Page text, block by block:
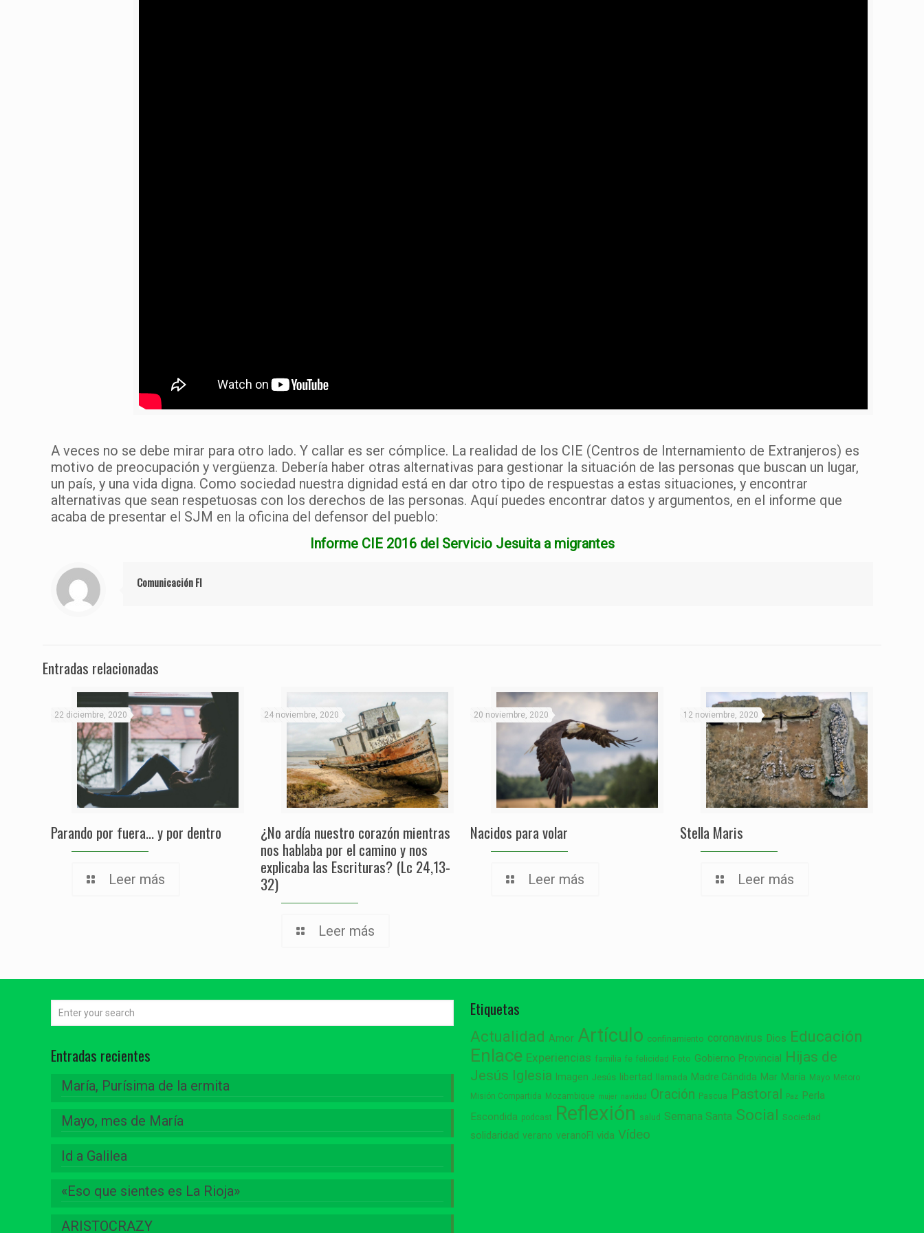
A veces no se debe mirar para otro lado. Y callar es ser cómplice. La realidad de los CIE (Centros de Internamiento de Extranjeros) es
motivo de preocupación y vergüenza. Debería haber otras alternativas para gestionar la situación de las personas que buscan un lugar,
un país, y una vida digna. Como sociedad nuestra dignidad está en dar otro tipo de respuestas a estas situaciones, y encontrar
alternativas que sean respetuosas con los derechos de las personas. Aquí puedes encontrar datos y argumentos, en el informe que
acaba de presentar el SJM en la oficina del defensor del pueblo:
Informe CIE 2016 del Servicio Jesuita a migrantes
Comunicación FI
Entradas relacionadas
22 diciembre, 2020
Parando por fuera… y por dentro
Leer más
24 noviembre, 2020
¿No ardía nuestro corazón mientras
nos hablaba por el camino y nos
explicaba las Escrituras? (Lc 24,13-
32)
Leer más
20 noviembre, 2020
Nacidos para volar
Leer más
12 noviembre, 2020
Stella Maris
Leer más
Entradas recientes
María, Purísima de la ermita
Mayo, mes de María
Id a Galilea
«Eso que sientes es La Rioja»
ARISTOCRAZY
Etiquetas
Actualidad Amor Artículo confinamiento coronavirus Dios Educación
Enlace Experiencias familia fe felicidad Foto Gobierno Provincial
Hijas de
Jesús Iglesia Imagen Jesús libertad llamada Madre Cándida Mar María Mayo Metoro
Misión Compartida Mozambique mujer navidad Oración Pascua Pastoral Paz Perla
Escondida podcast Reflexión salud Semana Santa Social Sociedad
solidaridad verano veranoFI vida Vídeo